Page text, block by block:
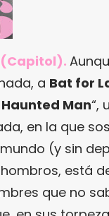
a Bat for
Man“,
en la que
(y sin
está
que no